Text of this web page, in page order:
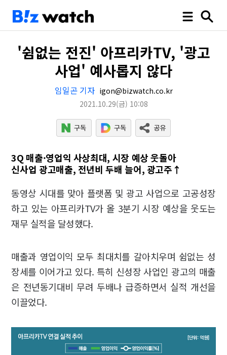
'쉼없는 전진' 아프리카TV, '광고
사업' 예사롭지 않다
임일곤 기자 igon@bizwatch.co.kr
2021.10.29(금) 10:08
3Q 매출·영업익 사상최대, 시장 예상 웃돌아
신사업 광고매출, 전년비 두배 늘어, 광고주↑
동영상 시대를 맞아 플랫폼 및 광고 사업으로 고공성장
하고 있는 아프리카TV가 올 3분기 시장 예상을 웃도는
재무 실적을 달성했다.
매출과 영업이익 모두 최대치를 갈아치우며 쉼없는 성
장세를 이어가고 있다. 특히 신성장 사업인 광고의 매출
은 전년동기대비 무려 두배나 급증하면서 실적 개선을
이끌었다.